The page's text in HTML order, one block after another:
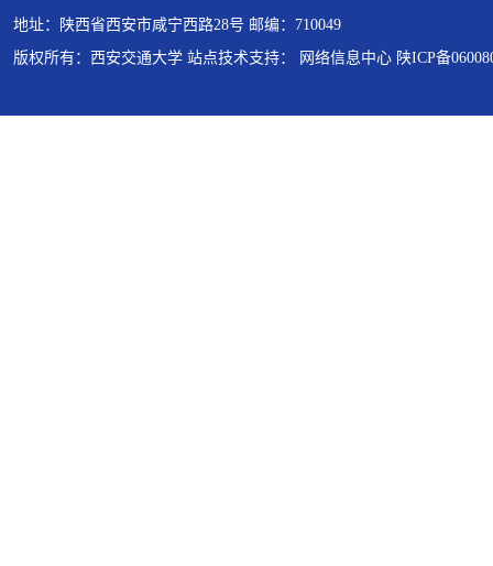
地址：陕西省西安市咸宁西路28号 邮编：710049
版权所有：西安交通大学 站点技术支持： 网络信息中心 陕ICP备